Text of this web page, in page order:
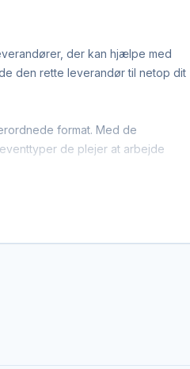
der kan hjælpe med
den rette leverandør til netop dit
format. Med de
de plejer at arbejde
finder dem med base i Vejle,